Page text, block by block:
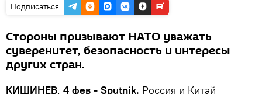
Подписаться
Стороны призывают НАТО уважать
суверенитет, безопасность и интересы
других стран.
КИШИНЕВ, 4 фев - Sputnik. Россия и Китай